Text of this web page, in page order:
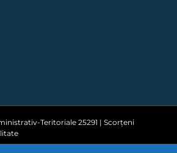
Teritoriale 25291 | Scorțeni